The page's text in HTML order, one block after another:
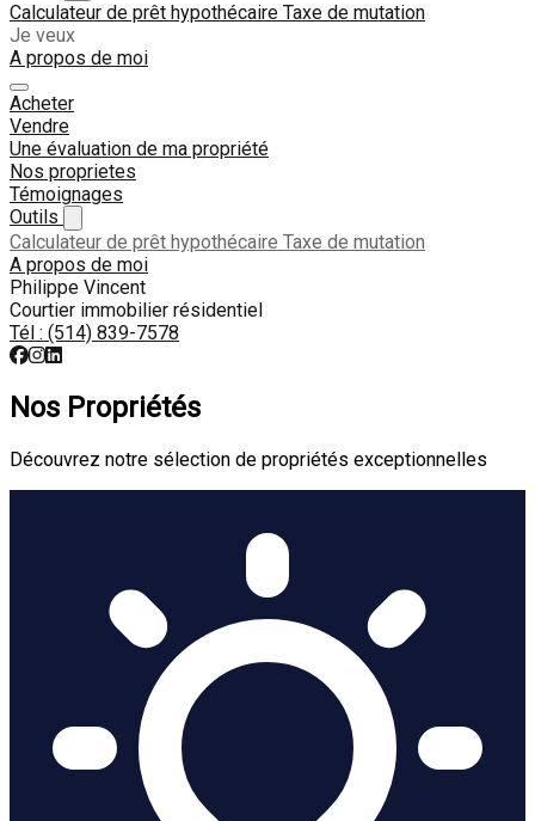
Calculateur de prêt hypothécaire Taxe de mutation
Je veux
A propos de moi
Acheter
Vendre
Une évaluation de ma propriété
Nos proprietes
Témoignages
Outils
Calculateur de prêt hypothécaire Taxe de mutation
A propos de moi
Philippe Vincent
Courtier immobilier résidentiel
Tél : (514) 839-7578
Nos Propriétés
Découvrez notre sélection de propriétés exceptionnelles